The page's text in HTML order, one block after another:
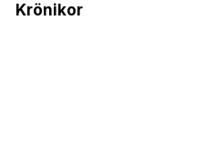
Krönikor